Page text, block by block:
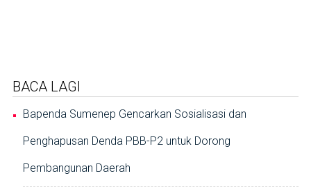
BACA LAGI
Bapenda Sumenep Gencarkan Sosialisasi dan
Penghapusan Denda PBB-P2 untuk Dorong
Pembangunan Daerah